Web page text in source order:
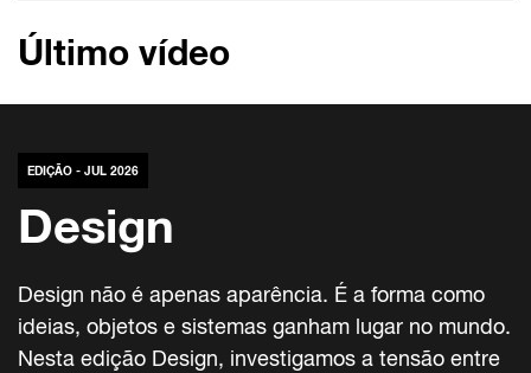
Último vídeo
EDIÇÃO - JUL 2026
Design
Design não é apenas aparência. É a forma como
ideias, objetos e sistemas ganham lugar no mundo.
Nesta edição Design, investigamos a tensão entre